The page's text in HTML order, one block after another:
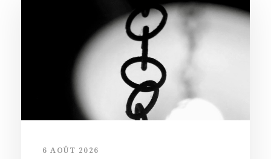
6 AOÛT 2026